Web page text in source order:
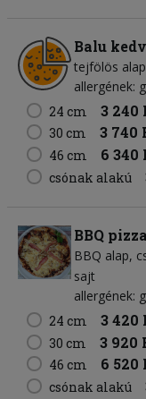
Balu
tejfölös alap
allergének:
24 cm
3 240
30 cm 3 740
46 cm 6 340
csónak alakú
BBQ pizza
BBQ alap
sajt
allergének:
24 cm
3 420
30 cm 3 920
46 cm 6 520
csónak alakú